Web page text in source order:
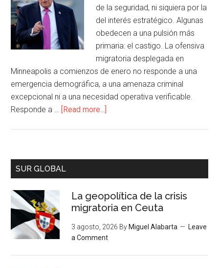
de la seguridad, ni siquiera por la
del interés estratégico. Algunas
obedecen a una pulsión más
primaria: el castigo. La ofensiva
migratoria desplegada en
Minneapolis a comienzos de enero no responde a una
emergencia demográfica, a una amenaza criminal
excepcional ni a una necesidad operativa verificable.
Responde a … [Read more...]
SUR GLOBAL
La geopolítica de la crisis
migratoria en Ceuta
3 agosto, 2026 By Miguel Alabarta
Leave
a Comment